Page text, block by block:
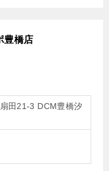
豊橋店
田21-3 DCM豊橋汐